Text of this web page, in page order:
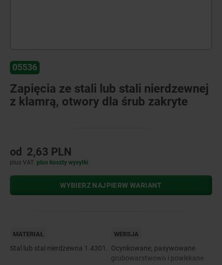
05536
Zapięcia ze stali lub stali nierdzewnej
z klamrą, otwory dla śrub zakryte
od 2,63 PLN
plus VAT plus koszty wysyłki
WYBIERZ NAJPIERW WARIANT
MATERIAŁ
Stal lub stal nierdzewna 1.4301.
WERSJA
Ocynkowane, pasywowane
grubowarstwowo i powlekane